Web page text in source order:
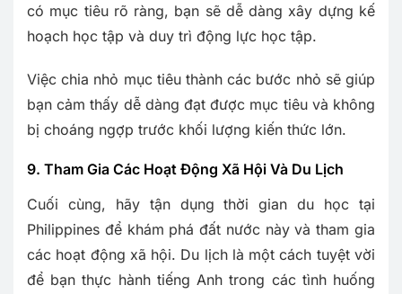
có mục tiêu rõ ràng, bạn sẽ dễ dàng xây dựng kế
hoạch học tập và duy trì động lực học tập.
Việc chia nhỏ mục tiêu thành các bước nhỏ sẽ giúp
bạn cảm thấy dễ dàng đạt được mục tiêu và không
bị choáng ngợp trước khối lượng kiến thức lớn.
9. Tham Gia Các Hoạt Động Xã Hội Và Du Lịch
Cuối cùng, hãy tận dụng thời gian du học tại
Philippines để khám phá đất nước này và tham gia
các hoạt động xã hội. Du lịch là một cách tuyệt vời
để bạn thực hành tiếng Anh trong các tình huống